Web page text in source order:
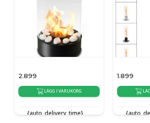
2.899
LÄGG I VARUKORG
{auto_delivery_time}
1.899